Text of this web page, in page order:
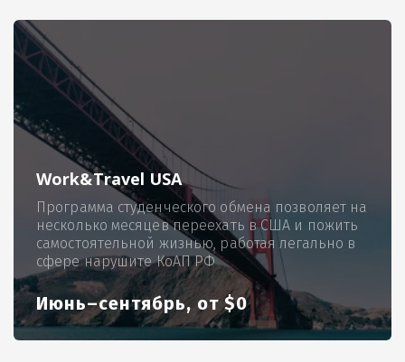
Work&Travel USA
Программа студенческого обмена позволяет на
несколько месяцев переехать в США и пожить
самостоятельной жизнью, работая легально в
сфере нарушите КоАП РФ
Июнь–сентябрь, от $0